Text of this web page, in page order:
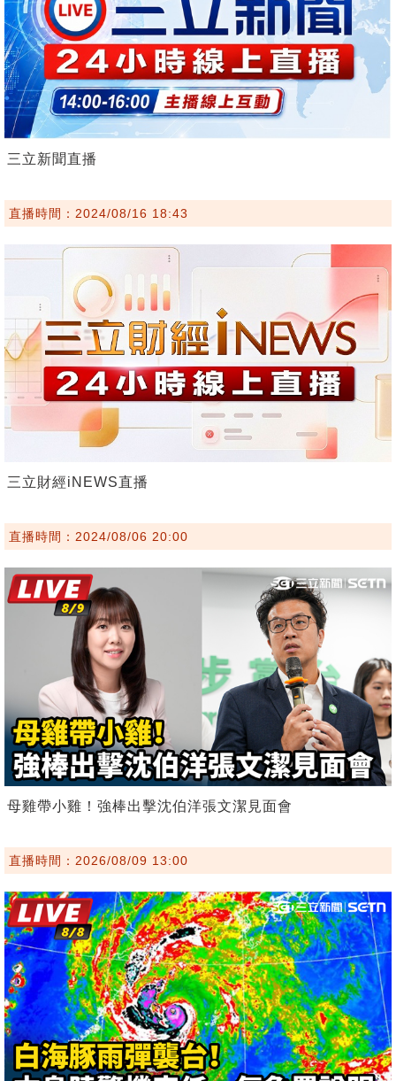
三立新聞直播
直播時間：2024/08/16 18:43
三立財經iNEWS直播
直播時間：2024/08/06 20:00
母雞帶小雞！強棒出擊沈伯洋張文潔見面會
直播時間：2026/08/09 13:00